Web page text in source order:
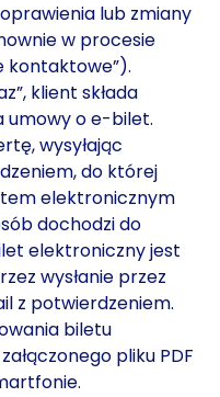
lub zmiany
w procesie
kontaktowe”).
klient składa
o e-bilet.
wysyłając
do której
elektronicznym
dochodzi do
elektroniczny jest
wysłanie przez
z potwierdzeniem.
biletu
pliku PDF